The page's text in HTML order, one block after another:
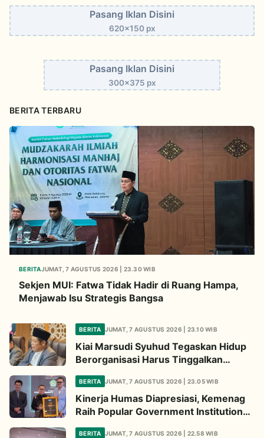
Pasang Iklan Disini
620x150 px
Pasang Iklan Disini
300x375 px
BERITA TERBARU
BERITAJUMAT, 7 AGUSTUS 2026 | 23.30 WIB
Sekjen MUI: Fatwa Tidak Hadir di Ruang Hampa,
Menjawab Isu Strategis Bangsa
BERITA JUMAT, 7 AGUSTUS 2026 | 23.10 WIB
Kiai Marsudi Syuhud Tegaskan Hidup
Berorganisasi Harus Tinggalkan
Legacy Amal Saleh
BERITA JUMAT, 7 AGUSTUS 2026 | 23.05 WIB
Kinerja Humas Diapresiasi, Kemenag
Raih Popular Government Institutions
Award 2026
BERITA JUMAT, 7 AGUSTUS 2026 | 22.58 WIB